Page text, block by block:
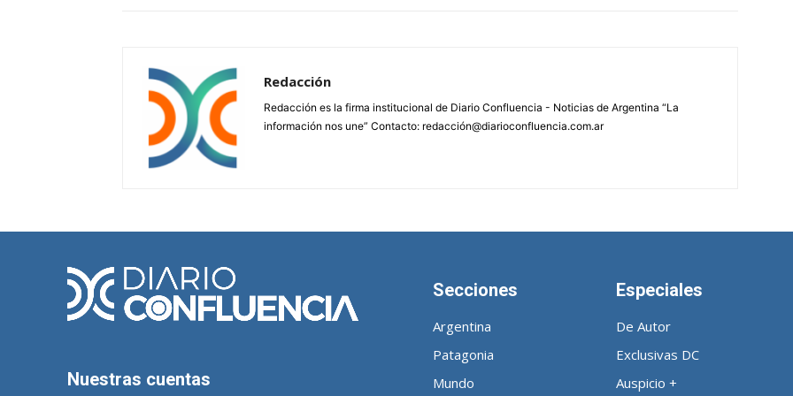
Redacción
Redacción es la firma institucional de Diario Confluencia - Noticias de Argentina “La
información nos une” Contacto: redacción@diarioconfluencia.com.ar
Nuestras cuentas
Secciones
Argentina
Patagonia
Mundo
Especiales
De Autor
Exclusivas DC
Auspicio +